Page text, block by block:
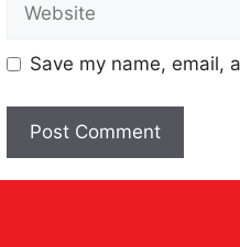
Save my name, email,